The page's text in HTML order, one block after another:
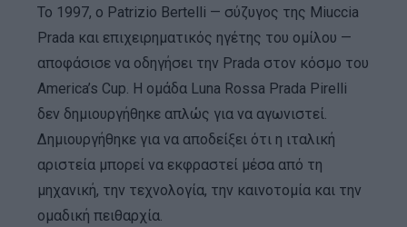
Το 1997, ο Patrizio Bertelli — σύζυγος της Miuccia
Prada και επιχειρηματικός ηγέτης του ομίλου —
αποφάσισε να οδηγήσει την Prada στον κόσμο του
America’s Cup. Η ομάδα Luna Rossa Prada Pirelli
δεν δημιουργήθηκε απλώς για να αγωνιστεί.
Δημιουργήθηκε για να αποδείξει ότι η ιταλική
αριστεία μπορεί να εκφραστεί μέσα από τη
μηχανική, την τεχνολογία, την καινοτομία και την
ομαδική πειθαρχία.